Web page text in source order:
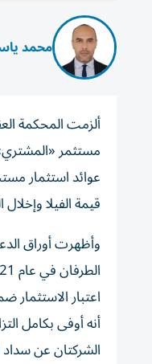
محمد
قيمة الفيلا وإخلال
اعتبار
أنه أوفى بكامل
الشركتان عن سداد